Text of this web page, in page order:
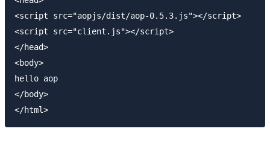
<script src="aopjs/dist/aop-0.5.3.js"></script>
<script src="client.js"></script>
</head>
<body>
hello aop
</body>